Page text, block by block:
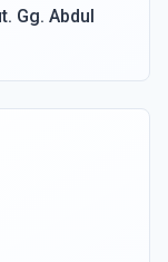
Gg. Abdul